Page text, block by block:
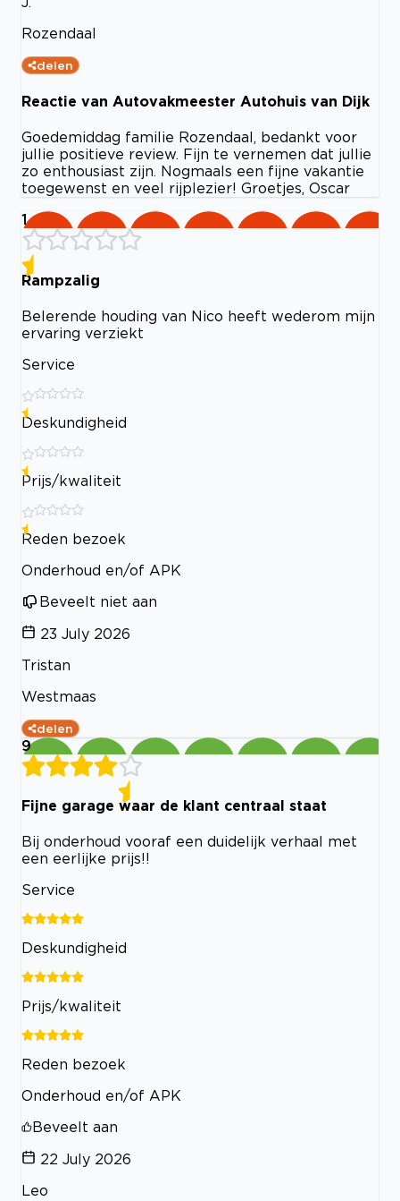
Rozendaal
delen
Reactie van Autovakmeester Autohuis van Dijk
Goedemiddag familie Rozendaal, bedankt voor
jullie positieve review. Fijn te vernemen dat jullie
zo enthousiast zijn. Nogmaals een fijne vakantie
toegewenst en veel rijplezier! Groetjes, Oscar
1
Rampzalig
Belerende houding van Nico heeft wederom mijn
ervaring verziekt
Service
Deskundigheid
Prijs/kwaliteit
Reden bezoek
Onderhoud en/of APK
Beveelt niet aan
23 July 2026
Tristan
Westmaas
delen
9
Fijne garage waar de klant centraal staat
Bij onderhoud vooraf een duidelijk verhaal met
een eerlijke prijs!!
Service
Deskundigheid
Prijs/kwaliteit
Reden bezoek
Onderhoud en/of APK
Beveelt aan
22 July 2026
Leo